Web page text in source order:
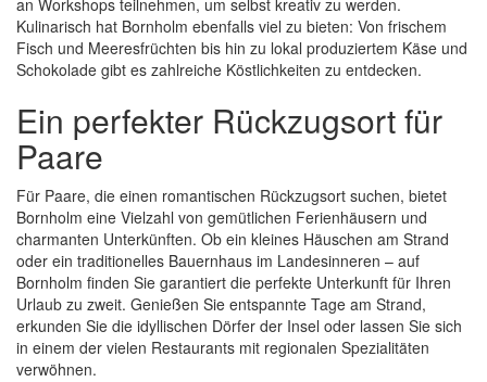
an Workshops teilnehmen, um selbst kreativ zu werden.
Kulinarisch hat Bornholm ebenfalls viel zu bieten: Von frischem
Fisch und Meeresfrüchten bis hin zu lokal produziertem Käse und
Schokolade gibt es zahlreiche Köstlichkeiten zu entdecken.
Ein perfekter Rückzugsort für
Paare
Für Paare, die einen romantischen Rückzugsort suchen, bietet
Bornholm eine Vielzahl von gemütlichen Ferienhäusern und
charmanten Unterkünften. Ob ein kleines Häuschen am Strand
oder ein traditionelles Bauernhaus im Landesinneren – auf
Bornholm finden Sie garantiert die perfekte Unterkunft für Ihren
Urlaub zu zweit. Genießen Sie entspannte Tage am Strand,
erkunden Sie die idyllischen Dörfer der Insel oder lassen Sie sich
in einem der vielen Restaurants mit regionalen Spezialitäten
verwöhnen.